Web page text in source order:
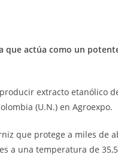
que actúa como un
extracto etanólico
(U.N.) en Agroexpo.
que protege a miles de
a una temperatura de 35,5